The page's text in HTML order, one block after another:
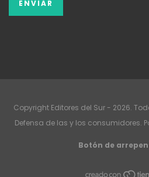
Copyright Editores del Sur - 2026.
Defensa de las y los consumidores.
Botón de